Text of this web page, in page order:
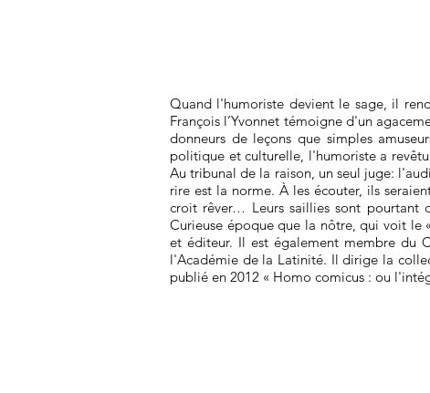
Quand l'humoriste devient le sage, il
François l’Yvonnet témoigne d'un
donneurs de leçons que simples
politique et culturelle, l'humoriste a
Au tribunal de la raison, un seul juge:
rire est la norme. À les écouter, ils
croit rêver… Leurs saillies sont pourtant
Curieuse époque que la nôtre, qui voit le
et éditeur. Il est également membre du
l'Académie de la Latinité. Il dirige la
publié en 2012 « Homo comicus : ou